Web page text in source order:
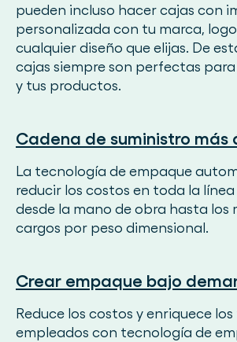
pueden incluso hacer cajas con
personalizada con tu marca,
cualquier diseño que elijas. De
cajas siempre son perfectas
y tus productos.
Cadena de suministro más
La tecnología de empaque
reducir los costos en toda la
desde la mano de obra hasta los
cargos por peso dimensional.
Crear empaque bajo
Reduce los costos y enriquece
empleados con tecnología de